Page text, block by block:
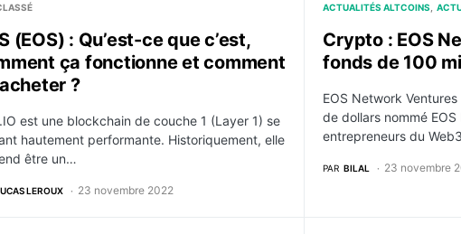
(EOS) : Qu’est-ce que c’est,
ça fonctionne et comment
?
est une blockchain de couche 1 (Layer 1) se
hautement performante. Historiquement, elle
être un…
LEROUX 23 novembre 2022
ACTUALITÉS ALTCOINS
Crypto : EOS
fonds de 100
EOS Network
de dollars nommé
entrepreneurs du
PAR BILAL 23 novembre